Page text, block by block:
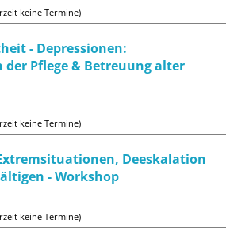
keine Termine)
- Depressionen:
der Pflege & Betreuung alter
keine Termine)
Deeskalation
- Workshop
keine Termine)